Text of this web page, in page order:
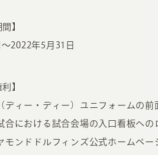
て
介・会社概要
ジ集客にかける想い
動
ユ
流
ユ
】
2022年5月31日
】
ディー・ディー）ユニフォームの前
合における試合会場の入口看板への
モンドドルフィンズ公式ホームペ